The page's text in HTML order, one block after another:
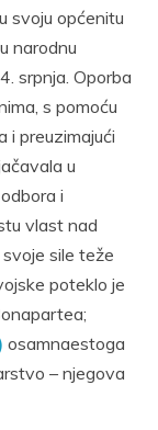
svoju općenitu
narodnu
srpnja. Oporba
s pomoću
i preuzimajući
u
i
vlast nad
sile teže
poteklo je
osamnaestoga
– njegova